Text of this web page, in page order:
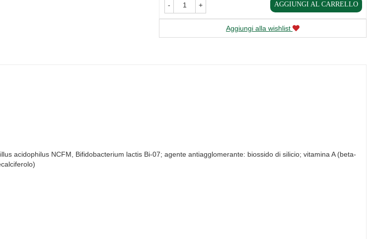
- + AGGIUNGI AL CARRELLO
Aggiungi alla wishlist
acidophilus NCFM, Bifidobacterium lactis Bi-07; agente antiagglomerante: biossido di silicio; vitamina A (beta-